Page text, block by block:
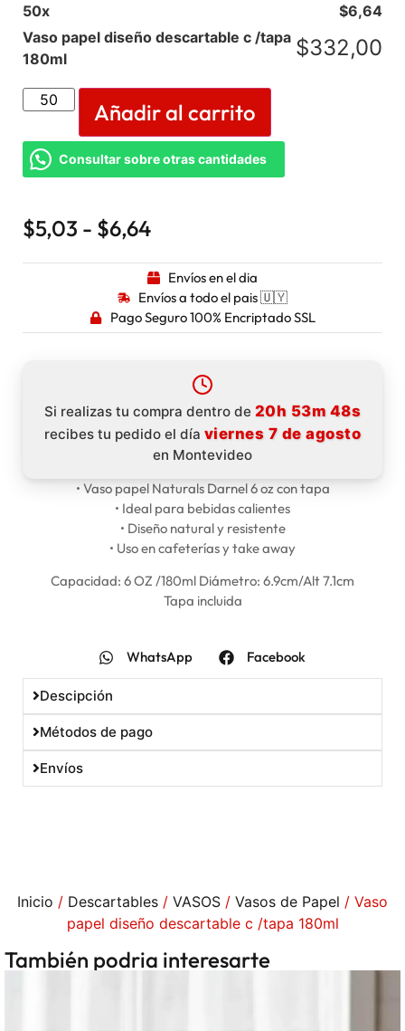
50x $6,64
Vaso papel diseño descartable c /tapa
180ml
$332,00
Añadir al carrito
Consultar sobre otras cantidades
$5,03 - $6,64
Envíos en el dia
Envíos a todo el pais 🇺🇾
Pago Seguro 100% Encriptado SSL
Si realizas tu compra dentro de 20h 53m 48s
recibes tu pedido el día viernes 7 de agosto
en Montevideo
• Vaso papel Naturals Darnel 6 oz con tapa
• Ideal para bebidas calientes
• Diseño natural y resistente
• Uso en cafeterías y take away
Capacidad: 6 OZ /180ml Diámetro: 6.9cm/Alt 7.1cm
Tapa incluida
WhatsApp Facebook
Descipción
Métodos de pago
Envíos
Inicio / Descartables / VASOS / Vasos de Papel / Vaso
papel diseño descartable c /tapa 180ml
También podria interesarte